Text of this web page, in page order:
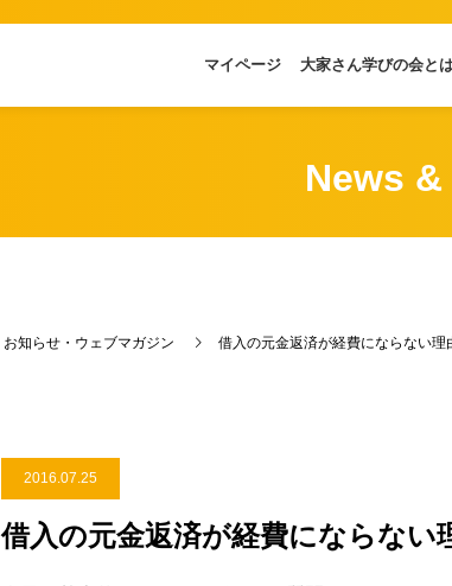
マイページ 大家さん学びの会と
News
お知らせ・ウェブマガジン 借入の元金返済が経費にならない理
2016.07.25
借入の元金返済が経費にならない